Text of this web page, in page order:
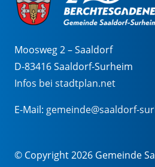
Moosweg 2 – Saaldorf
D-83416 Saaldorf-Surheim
Infos bei stadtplan.net
E-Mail: gemeinde@saaldorf-
© Copyright 2026 Gemeinde